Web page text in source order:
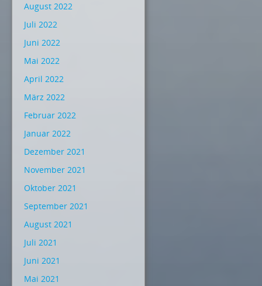
August 2022
Juli 2022
Juni 2022
Mai 2022
April 2022
März 2022
Februar 2022
Januar 2022
Dezember 2021
November 2021
Oktober 2021
September 2021
August 2021
Juli 2021
Juni 2021
Mai 2021